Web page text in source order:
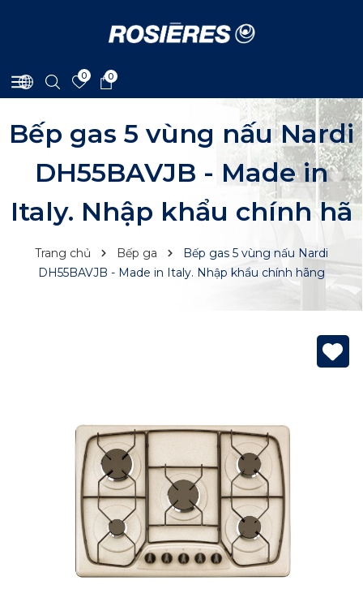
0 0
Bếp gas 5 vùng nấu Nardi
DH55BAVJB - Made in
Italy. Nhập khẩu chính hã
Trang chủ Bếp ga
Bếp gas 5 vùng nấu Nardi
DH55BAVJB - Made in Italy. Nhập khẩu chính hãng